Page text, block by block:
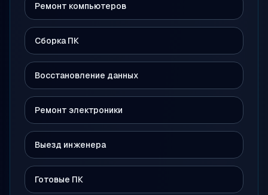
Ремонт компьютеров
Сборка ПК
Восстановление данных
Ремонт электроники
Выезд инженера
Готовые ПК